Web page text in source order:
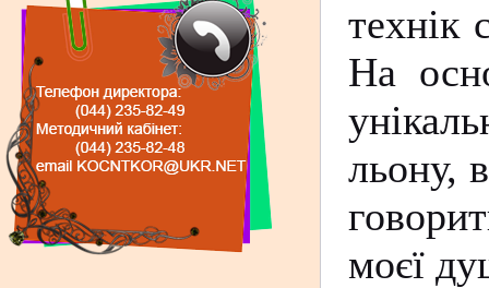
технік
На
льону,
моєї